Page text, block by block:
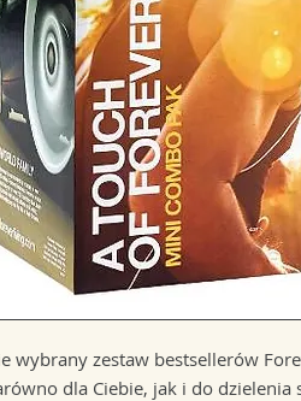
wybrany zestaw bestsellerów
dla Ciebie, jak i do dzielenia